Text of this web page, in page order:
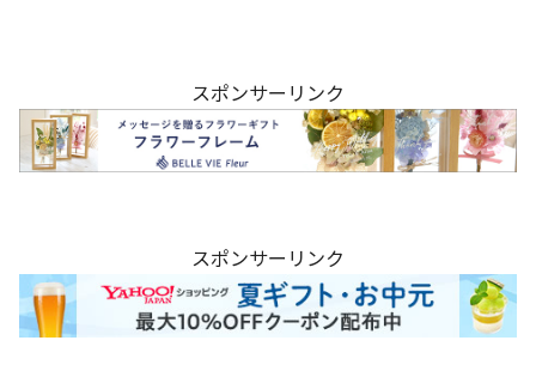
スポンサーリンク
スポンサーリンク